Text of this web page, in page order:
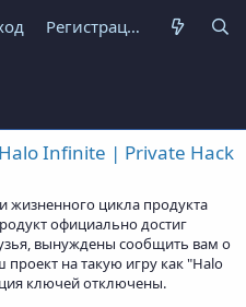
Регистрация
Infinite | Private Hack
жизненного цикла продукта
официально достиг
вынуждены сообщить вам о
на такую игру как "Halo
ключей отключены.